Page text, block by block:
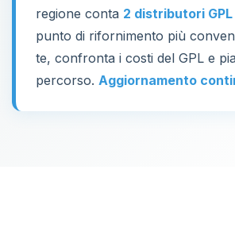
regione conta 2 distributori GPL
punto di rifornimento più
te, confronta i costi del GPL e
percorso. Aggiornamento